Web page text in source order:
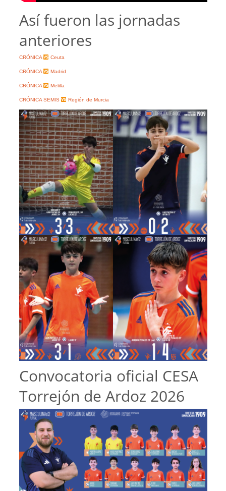
Así fueron las jornadas
anteriores
CRÓNICA Ceuta
CRÓNICA Madrid
CRÓNICA Melilla
CRÓNICA SEMIS Región de Murcia
Convocatoria oficial CESA
Torrejón de Ardoz 2026